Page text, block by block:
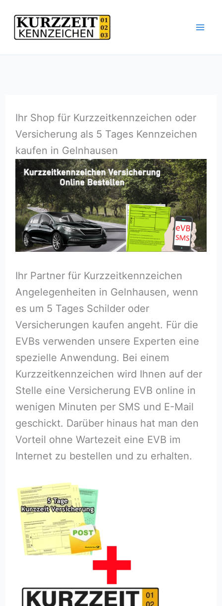
Inhalt
springen
Ihr Shop für Kurzzeitkennzeichen oder
Versicherung als 5 Tages Kennzeichen
kaufen in Gelnhausen
Ihr Partner für Kurzzeitkennzeichen
Angelegenheiten in Gelnhausen, wenn
es um 5 Tages Schilder oder
Versicherungen kaufen angeht. Für die
EVBs verwenden unsere Experten eine
spezielle Anwendung. Bei einem
Kurzzeitkennzeichen wird Ihnen auf der
Stelle eine Versicherung EVB online in
wenigen Minuten per SMS und E-Mail
geschickt. Darüber hinaus hat man den
Vorteil ohne Wartezeit eine EVB im
Internet zu bestellen und zu erhalten.